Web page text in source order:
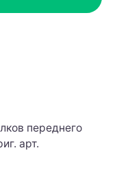
переднего
арт.